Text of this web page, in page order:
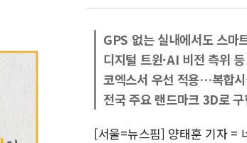
GPS 없는 실내에서도 스마
디지털 트윈·AI 비전 측위
코엑스서 우선 적용…복합
전국 주요 랜드마크 3D로
[서울=뉴스핌] 양태훈 기자 =